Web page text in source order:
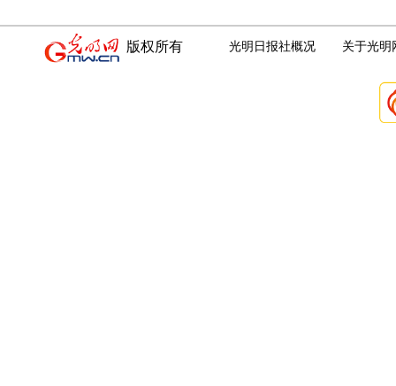
版权所有 光明日报社概况 关于光明